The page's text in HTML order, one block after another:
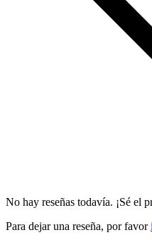
No hay reseñas todavía. ¡Sé el
Para dejar una reseña, por favor